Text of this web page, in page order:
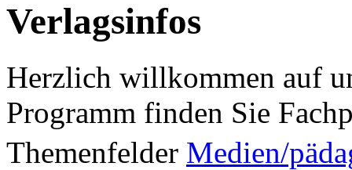
Verlagsinfos
Herzlich willkommen auf
Programm finden Sie
Themenfelder Medien/